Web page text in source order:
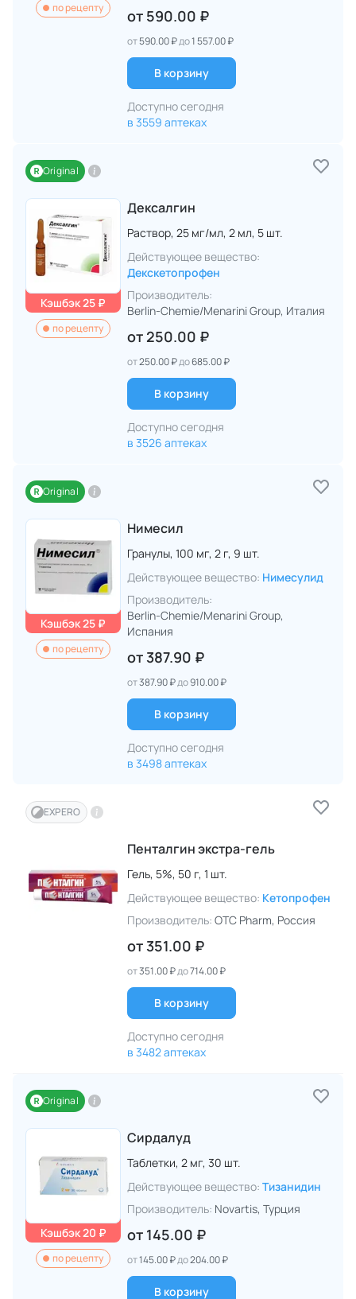
по рецепту от 590.00 ₽
от590.00 ₽до1 557.00 ₽
В корзину
Доступно сегодня
в 3559 аптеках
Original
Кэшбэк 25 ₽
по рецепту
Дексалгин
Раствор, 25 мг/мл, 2 мл, 5 шт.
Действующее вещество:
Декскетопрофен
Производитель:
Berlin-Chemie/Menarini Group, Италия
от 250.00 ₽
от250.00 ₽до685.00 ₽
В корзину
Доступно сегодня
в 3526 аптеках
Original
Кэшбэк 25 ₽
по рецепту
Нимесил
Гранулы, 100 мг, 2 г, 9 шт.
Действующее вещество: Нимесулид
Производитель:
Berlin-Chemie/Menarini Group,
Испания
от 387.90 ₽
от387.90 ₽до910.00 ₽
В корзину
Доступно сегодня
в 3498 аптеках
EXPERO
Пенталгин экстра-гель
Гель, 5%, 50 г, 1 шт.
Действующее вещество: Кетопрофен
Производитель: OTC Pharm, Россия
от 351.00 ₽
от351.00 ₽до714.00 ₽
В корзину
Доступно сегодня
в 3482 аптеках
Original
Кэшбэк 20 ₽
по рецепту
Сирдалуд
Таблетки, 2 мг, 30 шт.
Действующее вещество: Тизанидин
Производитель: Novartis, Турция
от 145.00 ₽
от145.00 ₽до204.00 ₽
В корзину